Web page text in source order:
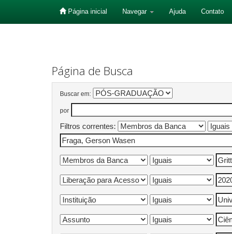
Página inicial Navegar Ajuda Contato
Página de Busca
Buscar em:
por
Filtros correntes: